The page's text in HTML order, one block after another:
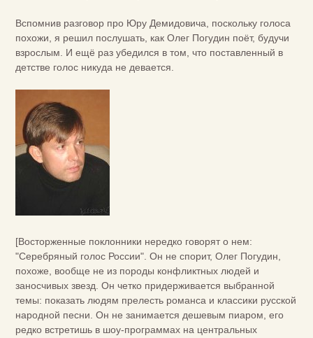
Вспомнив разговор про Юру Демидовича, поскольку голоса
похожи, я решил послушать, как Олег Погудин поёт, будучи
взрослым. И ещё раз убедился в том, что поставленный в
детстве голос никуда не девается.
[Восторженные поклонники нередко говорят о нем:
"Серебряный голос России". Он не спорит, Олег Погудин,
похоже, вообще не из породы конфликтных людей и
заносчивых звезд. Он четко придерживается выбранной
темы: показать людям прелесть романса и классики русской
народной песни. Он не занимается дешевым пиаром, его
редко встретишь в шоу-программах на центральных